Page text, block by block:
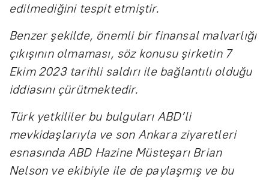
edilmediğini tespit etmiştir.
Benzer şekilde, önemli bir finansal malvarlığı
çıkışının olmaması, söz konusu şirketin 7
Ekim 2023 tarihli saldırı ile bağlantılı olduğu
iddiasını çürütmektedir.
Türk yetkililer bu bulguları ABD’li
mevkidaşlarıyla ve son Ankara ziyaretleri
esnasında ABD Hazine Müsteşarı Brian
Nelson ve ekibiyle ile de paylaşmış ve bu